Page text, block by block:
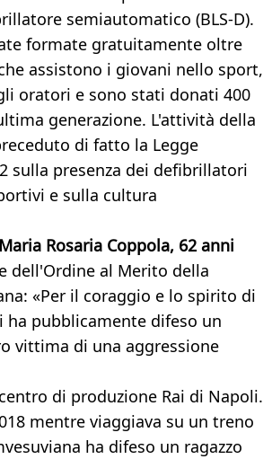
semiautomatico (BLS-D).
formate gratuitamente oltre
assistono i giovani nello sport,
oratori e sono stati donati 400
generazione. L'attività della
di fatto la Legge
sulla presenza dei defibrillatori
e sulla cultura
Rosaria Coppola, 62 anni
dell'Ordine al Merito della
«Per il coraggio e lo spirito di
ha pubblicamente difeso un
vittima di una aggressione
di produzione Rai di Napoli.
mentre viaggiava su un treno
ha difeso un ragazzo